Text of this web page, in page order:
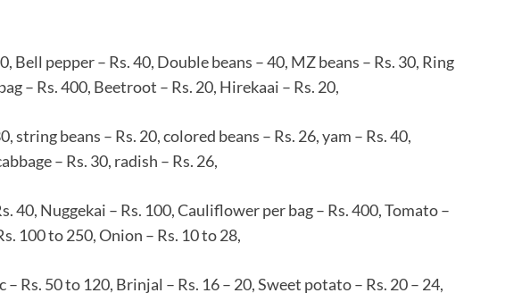
Bell pepper – Rs. 40, Double beans – 40, MZ beans – Rs. 30, Ring
– Rs. 400, Beetroot – Rs. 20, Hirekaai – Rs. 20,
string beans – Rs. 20, colored beans – Rs. 26, yam – Rs. 40,
– Rs. 30, radish – Rs. 26,
40, Nuggekai – Rs. 100, Cauliflower per bag – Rs. 400, Tomato –
100 to 250, Onion – Rs. 10 to 28,
Rs. 50 to 120, Brinjal – Rs. 16 – 20, Sweet potato – Rs. 20 – 24,